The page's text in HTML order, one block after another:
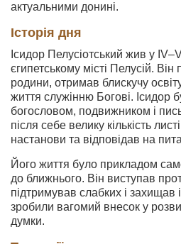
актуальними донині.
Історія дня
Ісидор Пелусіотський жив у
єгипетському місті Пелусій. Він
родини, отримав блискучу
життя служінню Богові. Ісидор
богословом, подвижником і
після себе велику кількість
настанови та відповідав на
Його життя було прикладом
до ближнього. Він виступав
підтримував слабких і захищав
зробили вагомий внесок у
думки.